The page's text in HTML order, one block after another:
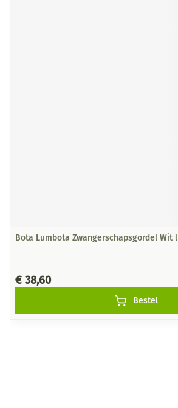
Bota Lumbota Zwangerschapsgordel Wit l
€ 38,60
Bestel